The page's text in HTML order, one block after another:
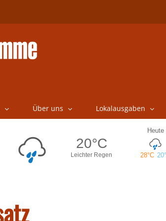
Über uns Lokalausgaben